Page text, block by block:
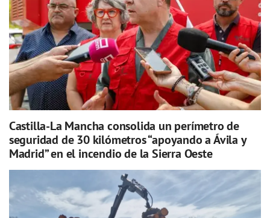
Castilla-La Mancha consolida un perímetro de
seguridad de 30 kilómetros “apoyando a Ávila y
Madrid” en el incendio de la Sierra Oeste